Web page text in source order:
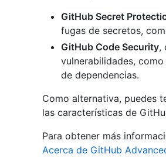
GitHub Secret
fugas de secretos,
GitHub Code Security,
vulnerabilidades,
de dependencias.
Como alternativa, puedes
las características de
Para obtener más
Acerca de GitHub